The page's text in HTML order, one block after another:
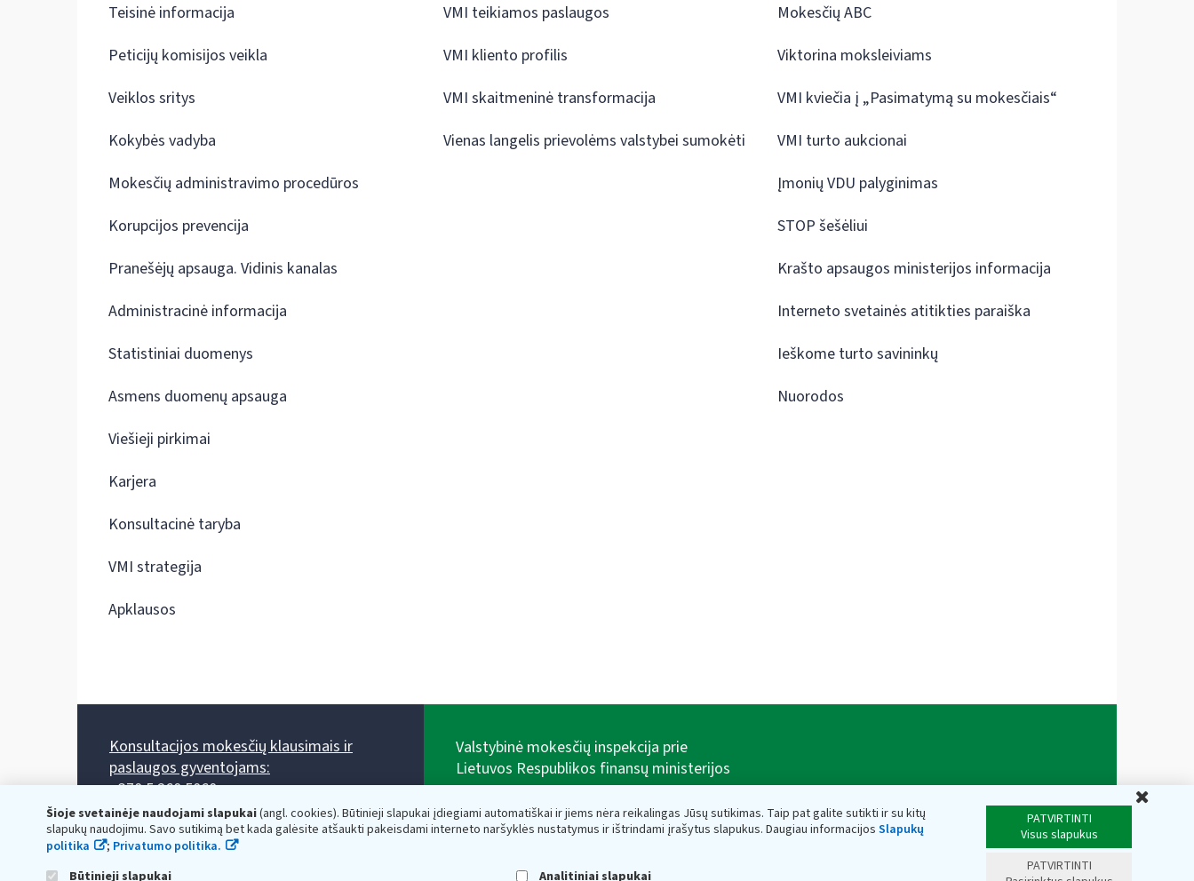
Šioje svetainėje naudojami slapukai(angl. cookies). Būtinieji slapukai įdiegiami automatiškai ir jiems nėra reikalingas Jūsų sutikimas. Taip pat galite sutikti ir su kitų
slapukų naudojimu. Savo sutikimą bet kada galėsite atšaukti pakeisdami interneto naršyklės nustatymus ir ištrindami įrašytus slapukus. Daugiau informacijos Slapukų
politika
; Privatumo politika.
Būtinieji slapukai
Analitiniai slapukai
PATVIRTINTI
Visus slapukus
PATVIRTINTI
Teisinė informacija
Peticijų komisijos veikla
Veiklos sritys
Kokybės vadyba
Mokesčių administravimo procedūros
Korupcijos prevencija
Pranešėjų apsauga. Vidinis kanalas
Administracinė informacija
Statistiniai duomenys
Asmens duomenų apsauga
Viešieji pirkimai
Karjera
Konsultacinė taryba
VMI strategija
Apklausos
VMI teikiamos paslaugos
VMI kliento profilis
VMI skaitmeninė transformacija
Vienas langelis prievolėms valstybei sumokėti
Mokesčių ABC
Viktorina moksleiviams
VMI kviečia į „Pasimatymą su mokesčiais“
VMI turto aukcionai
Įmonių VDU palyginimas
STOP šešėliui
Krašto apsaugos ministerijos informacija
Interneto svetainės atitikties paraiška
Ieškome turto savininkų
Nuorodos
Konsultacijos mokesčių klausimais ir
paslaugos gyventojams:
+370 5 260 5060
Darbo laikas: I-IV 8.00-17.00, V 8.00-15.45.
Prieššventinę dieną - viena valanda trumpiau.
Kiekvieno mėnesio antrą penktadienį 8.00 val. - 12.00 val.
Valstybinė mokesčių inspekcija prie
Lietuvos Respublikos finansų ministerijos
adresas: Vasario 16-osios g. 14, 01107 Vilnius, Lietuva,
el.paštas:vmi@vmi.lt, E. pristatymo dėžutės adresas
Lietuvos Respublikos finansų ministerijos kaupiami ir